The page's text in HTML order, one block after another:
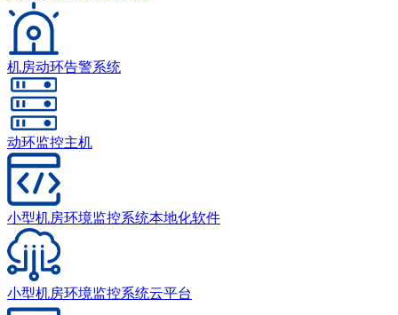
机房动环告警系统
动环监控主机
小型机房环境监控系统本地化软件
小型机房环境监控系统云平台